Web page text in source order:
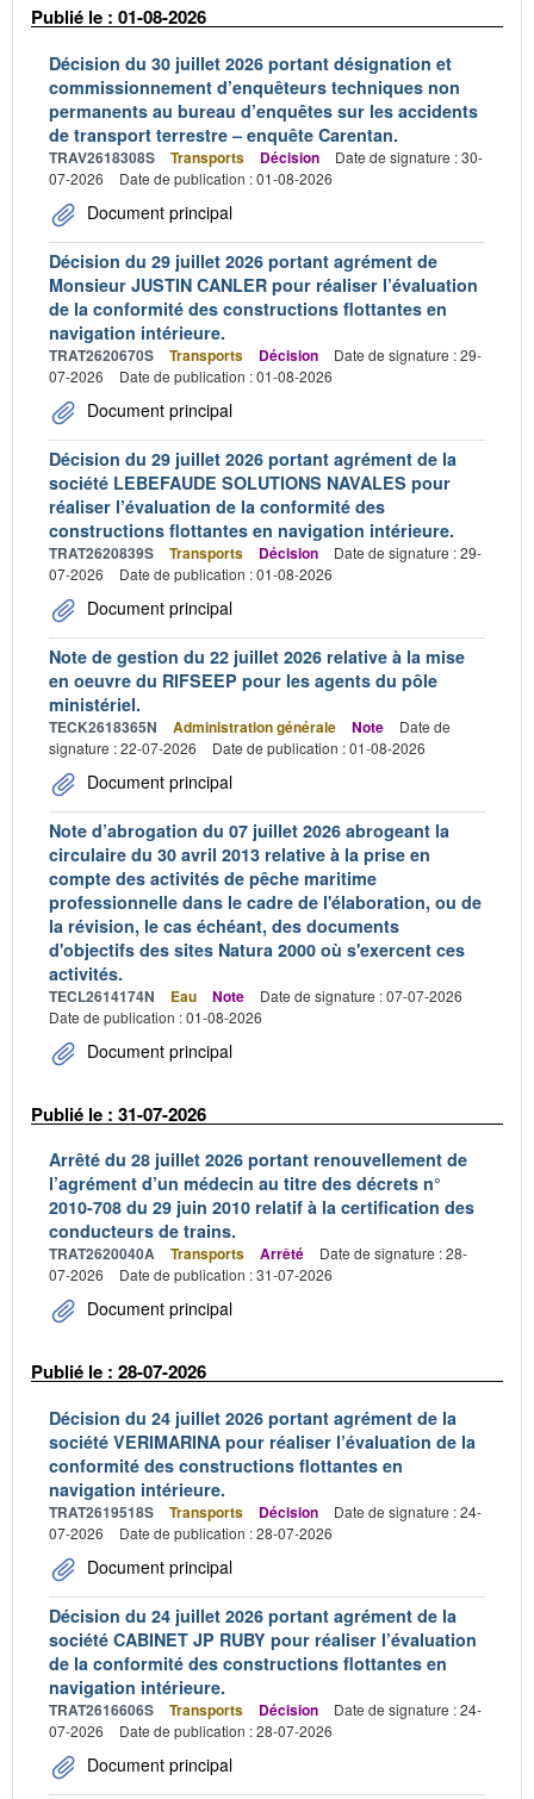
Publié le : 01-08-2026
Décision du 30 juillet 2026 portant désignation et
commissionnement d’enquêteurs techniques non
permanents au bureau d’enquêtes sur les accidents
de transport terrestre – enquête Carentan.
TRAV2618308S Transports Décision
Date de signature : 30-
07-2026
Date de publication : 01-08-2026
Document principal
Décision du 29 juillet 2026 portant agrément de
Monsieur JUSTIN CANLER pour réaliser l’évaluation
de la conformité des constructions flottantes en
navigation intérieure.
TRAT2620670S Transports Décision
Date de signature : 29-
07-2026
Date de publication : 01-08-2026
Document principal
Décision du 29 juillet 2026 portant agrément de la
société LEBEFAUDE SOLUTIONS NAVALES pour
réaliser l’évaluation de la conformité des
constructions flottantes en navigation intérieure.
TRAT2620839S Transports Décision
Date de signature : 29-
07-2026
Date de publication : 01-08-2026
Document principal
Note de gestion du 22 juillet 2026 relative à la mise
en oeuvre du RIFSEEP pour les agents du pôle
ministériel.
TECK2618365N Administration générale Note
Date de
signature : 22-07-2026
Date de publication : 01-08-2026
Document principal
Note d’abrogation du 07 juillet 2026 abrogeant la
circulaire du 30 avril 2013 relative à la prise en
compte des activités de pêche maritime
professionnelle dans le cadre de l'élaboration, ou de
la révision, le cas échéant, des documents
d'objectifs des sites Natura 2000 où s'exercent ces
activités.
TECL2614174N Eau Note
Date de signature : 07-07-2026
Date de publication : 01-08-2026
Document principal
Publié le : 31-07-2026
Arrêté du 28 juillet 2026 portant renouvellement de
l’agrément d’un médecin au titre des décrets n°
2010-708 du 29 juin 2010 relatif à la certification des
conducteurs de trains.
TRAT2620040A Transports Arrêté
Date de signature : 28-
07-2026
Date de publication : 31-07-2026
Document principal
Publié le : 28-07-2026
Décision du 24 juillet 2026 portant agrément de la
société VERIMARINA pour réaliser l’évaluation de la
conformité des constructions flottantes en
navigation intérieure.
TRAT2619518S Transports Décision
Date de signature : 24-
07-2026
Date de publication : 28-07-2026
Document principal
Décision du 24 juillet 2026 portant agrément de la
société CABINET JP RUBY pour réaliser l’évaluation
de la conformité des constructions flottantes en
navigation intérieure.
TRAT2616606S Transports Décision
Date de signature : 24-
07-2026
Date de publication : 28-07-2026
Document principal